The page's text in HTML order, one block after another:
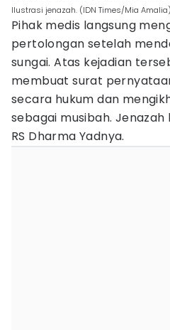
Ilustrasi jenazah. (IDN Times/Mia Amalia)
Pihak medis langsung
pertolongan setelah
sungai. Atas kejadian
membuat surat
secara hukum dan
sebagai musibah.
RS Dharma Yadnya.